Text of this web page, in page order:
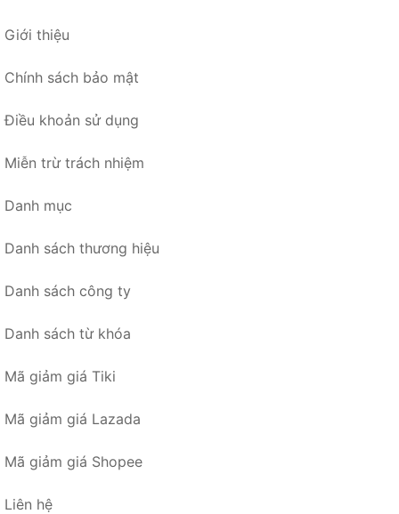
Giới thiệu
Chính sách bảo mật
Điều khoản sử dụng
Miễn trừ trách nhiệm
Danh mục
Danh sách thương hiệu
Danh sách công ty
Danh sách từ khóa
Mã giảm giá Tiki
Mã giảm giá Lazada
Mã giảm giá Shopee
Liên hệ